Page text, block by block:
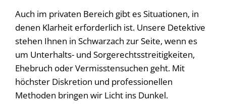
Auch im privaten Bereich gibt es Situationen, in
denen Klarheit erforderlich ist. Unsere Detektive
stehen Ihnen in Schwarzach zur Seite, wenn es
um Unterhalts- und Sorgerechtsstreitigkeiten,
Ehebruch oder Vermisstensuchen geht. Mit
höchster Diskretion und professionellen
Methoden bringen wir Licht ins Dunkel.